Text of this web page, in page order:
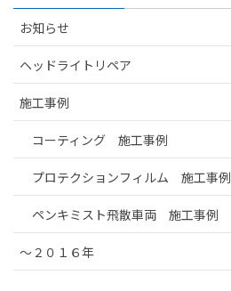
お知らせ
ヘッドライトリペア
施工事例
コーティング 施工事例
プロテクションフィルム 施工事例
ペンキミスト飛散車両 施工事例
～２０１６年